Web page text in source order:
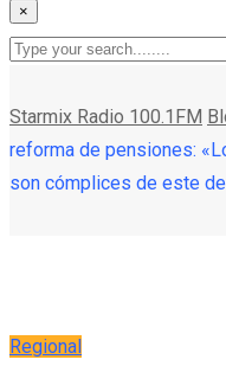
×
Starmix Radio 100.1FM
reforma de pensiones:
son cómplices de este
Regional